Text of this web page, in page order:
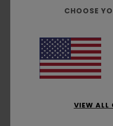
6. luglio 2026
Comfort: 5/5 Rapporto
Materiale: 5/5 Colore: 5/5
Consiglio questo prodotto
CHOOSE
VIEW ALL